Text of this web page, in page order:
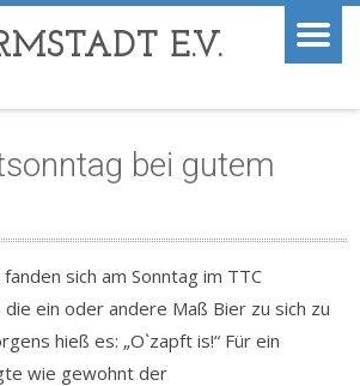
E.V.
bei gutem
sich am Sonntag im TTC
ein oder andere Maß Bier zu sich zu
hieß es: „O`zapft is!“ Für ein
wie gewohnt der